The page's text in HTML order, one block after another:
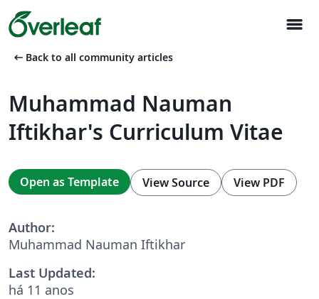
menu
arrow_left_alt Back to all community articles
Muhammad Nauman
Iftikhar's Curriculum Vitae
Open as Template View Source View PDF
Author:
Muhammad Nauman Iftikhar
Last Updated:
há 11 anos